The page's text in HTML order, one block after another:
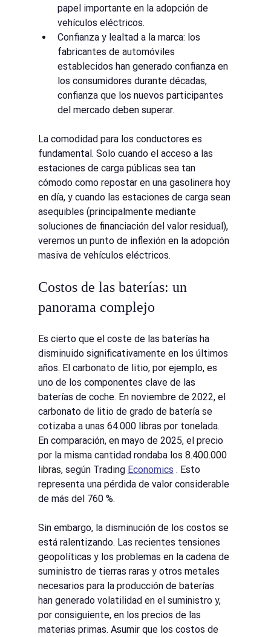
papel importante en la adopción de
vehículos eléctricos.
Confianza y lealtad a la marca: los
fabricantes de automóviles
establecidos han generado confianza en
los consumidores durante décadas,
confianza que los nuevos participantes
del mercado deben superar.
La comodidad para los conductores es
fundamental. Solo cuando el acceso a las
estaciones de carga públicas sea tan
cómodo como repostar en una gasolinera hoy
en día, y cuando las estaciones de carga sean
asequibles (principalmente mediante
soluciones de financiación del valor residual),
veremos un punto de inflexión en la adopción
masiva de vehículos eléctricos.
Costos de las baterías: un
panorama complejo
Es cierto que el coste de las baterías ha
disminuido significativamente en los últimos
años. El carbonato de litio, por ejemplo, es
uno de los componentes clave de las
baterías de coche. En noviembre de 2022, el
carbonato de litio de grado de batería se
cotizaba a unas 64.000 libras por tonelada.
En comparación, en mayo de 2025, el precio
por la misma cantidad rondaba los 8.400.000
libras, según Trading Economics . Esto
representa una pérdida de valor considerable
de más del 760 %.
Sin embargo, la disminución de los costos se
está ralentizando. Las recientes tensiones
geopolíticas y los problemas en la cadena de
suministro de tierras raras y otros metales
necesarios para la producción de baterías
han generado volatilidad en el suministro y,
por consiguiente, en los precios de las
materias primas. Asumir que los costos de